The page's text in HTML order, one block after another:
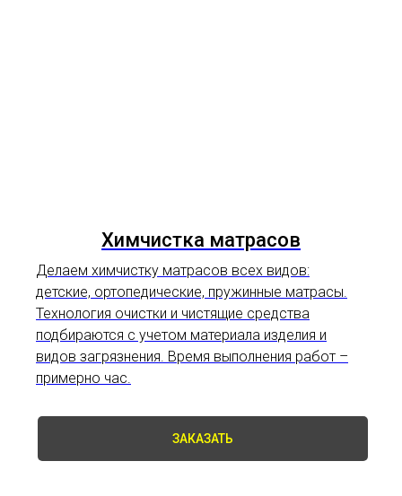
Химчистка матрасов
Делаем химчистку матрасов всех видов:
детские, ортопедические, пружинные матрасы.
Технология очистки и чистящие средства
подбираются с учетом материала изделия и
видов загрязнения. Время выполнения работ –
примерно час.
ЗАКАЗАТЬ